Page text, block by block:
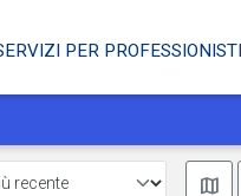
PER PROFESSIONISTI